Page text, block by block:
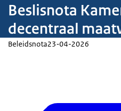
Beslisnota
decentraal
Beleidsnota23-04-2026